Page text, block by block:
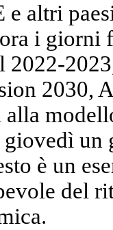
altri
i giorni
2022-
2030,
alla
giovedì
è un
del